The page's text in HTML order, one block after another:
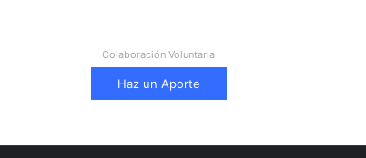
Colaboración Voluntaria
Haz un Aporte